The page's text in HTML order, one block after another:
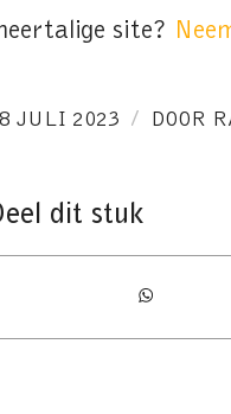
site?
JULI 2023 / DOOR
dit stuk